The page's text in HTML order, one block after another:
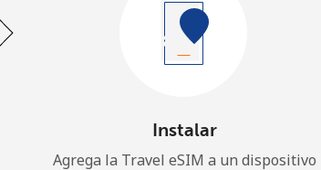
Instalar
Agrega la Travel eSIM a un dispositivo